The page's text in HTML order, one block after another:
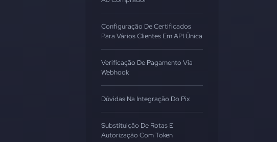
Configuração De Certificados
Para Vários Clientes Em API Única
Verificação De Pagamento Via
Webhook
Dúvidas Na Integração Do Pix
Substituição De Rotas E
Autorização Com Token